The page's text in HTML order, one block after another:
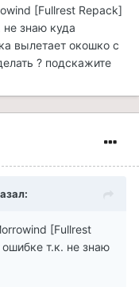
[Fullrest Repack]
не знаю куда
вылетает окошко с
? подскажите
[Fullrest
т.к. не знаю